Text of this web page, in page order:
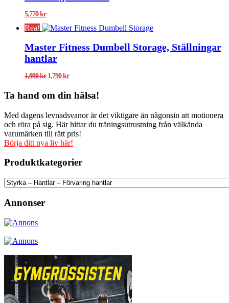
5,770kr
Rea!
Master Fitness Dumbell Storage, Ställningar
hantlar
1,990kr Det
priset
var:
1,790krDet
priset
är:
Ta hand om din hälsa!
Med dagens levnadsvanor är det viktigare än någonsin att motionera
och röra på sig. Här hittar du träningsutrustning från välkända
varumärken till rätt pris!
Börja ditt nya liv här!
Produktkategorier
Annonser